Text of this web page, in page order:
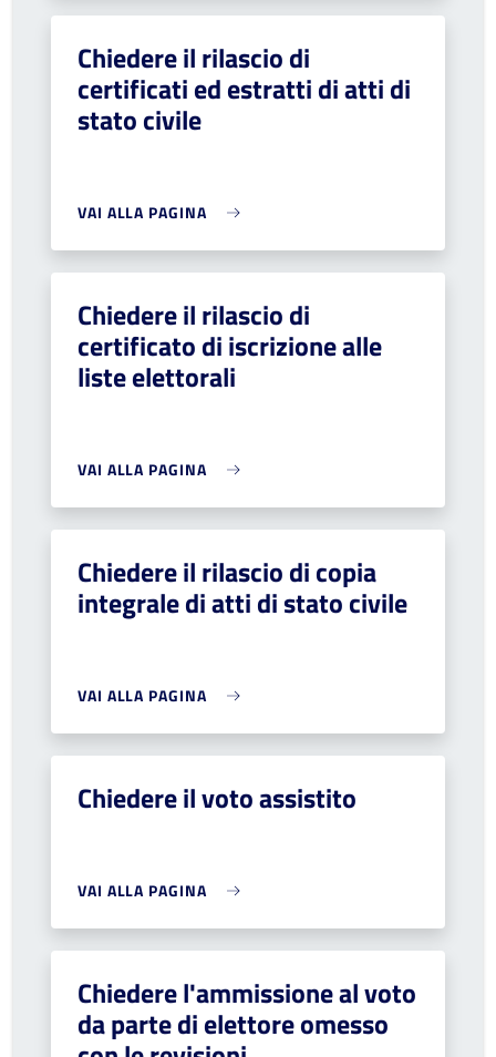
Chiedere il rilascio di
certificati ed estratti di atti di
stato civile
VAI ALLA PAGINA
Chiedere il rilascio di
certificato di iscrizione alle
liste elettorali
VAI ALLA PAGINA
Chiedere il rilascio di copia
integrale di atti di stato civile
VAI ALLA PAGINA
Chiedere il voto assistito
VAI ALLA PAGINA
Chiedere l'ammissione al voto
da parte di elettore omesso